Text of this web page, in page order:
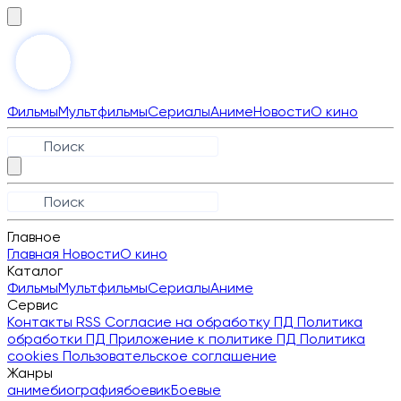
ФильмыМультфильмыСериалыАнимеНовостиО кино
Главное
Главная НовостиО кино
Каталог
ФильмыМультфильмыСериалыАниме
Сервис
Контакты RSS Согласие на обработку ПД Политика
обработки ПД Приложение к политике ПД Политика
cookies Пользовательское соглашение
Жанры
анимебиографиябоевикБоевые